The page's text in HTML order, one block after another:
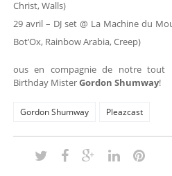
Christ, Walls)
29 avril – DJ set @ La Machine du
Bot’Ox, Rainbow Arabia, Creep)
ous en compagnie de notre tout
Birthday MisterGordon Shumway!
Gordon Shumway Pleazcast